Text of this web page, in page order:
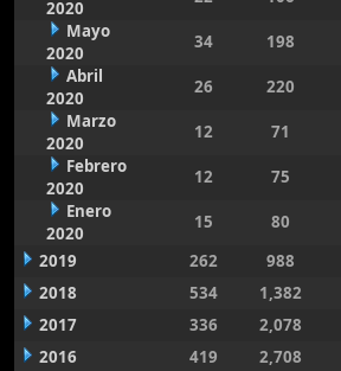
2020
Mayo
2020
34 198
Abril
2020
26 220
Marzo
2020
12 71
Febrero
2020
12 75
Enero
2020
15 80
2019
262 988
2018
534 1,382
2017
336 2,078
2016
419 2,708